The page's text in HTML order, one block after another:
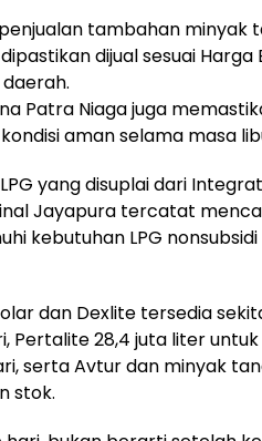
tambahan minyak
dijual sesuai Harga
Patra Niaga juga
aman selama masa
yang disuplai dari
Jayapura tercatat
kebutuhan LPG
dan Dexlite tersedia
Pertalite 28,4 juta liter
serta Avtur dan minyak
stok.